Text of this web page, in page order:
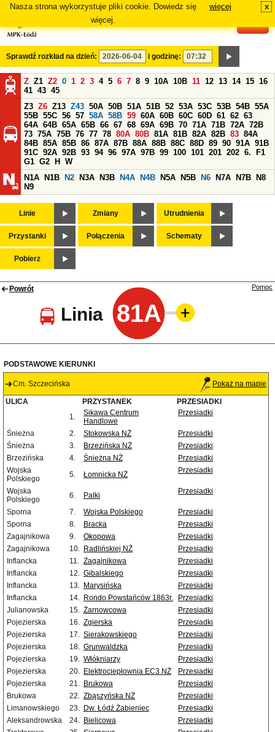
Nasza strona wykorzystuje pliki cookie. Dowiedz się
więcej.
więcej x
Sprawdź rozkład na dzień: i godzinę:
Z Z1 Z2 0 1 2 3 4 5 6 7 8 9 10A 10B 11 12 13 14 15 16
41 43 45
Z3 Z6 Z13 Z43 50A 50B 51A 51B 52 53A 53C 53B 54B 55A
55B 55C 56 57 58A 58B 59 60A 60B 60C 60D 61 62 63
64A 64B 65A 65B 66 67 68 69A 69B 70 71A 71B 72A 72B
73 75A 75B 76 77 78 80A 80B 81A 81B 82A 82B 83 84A
84B 85A 85B 86 87A 87B 88A 88B 88C 88D 89 90 91A 91B
91C 92A 92B 93 94 96 97A 97B 99 100 101 201 202 6.
F1
G1 G2 H
W
N1A
N1B N2 N3A N3B N4A N4B N5A N5B N6 N7A N7B
N8
N9
Linie Zmiany Utrudnienia
Przystanki Połączenia Schematy
Pobierz
Powrót
Linia 81A
Pomoc
PODSTAWOWE KIERUNKI
Cm. Szczecińska Pokaż na mapie
ULICA PRZYSTANEK
PRZESIADKI
1.
Sikawa Centrum
Handlowe
Przesiadki
Śnieżna 2. Stokowska NŻ
Przesiadki
Śnieżna
3. Brzezińska NŻ
Przesiadki
Brzezińska
4. Śnieżna NŻ
Przesiadki
Wojska
Polskiego
5. Łomnicka NŻ Przesiadki
Wojska
Polskiego
6. Palki Przesiadki
Sporna 7. Wojska Polskiego
Przesiadki
Sporna
8. Bracka
Przesiadki
Zagajnikowa
9. Okopowa
Przesiadki
Zagajnikowa
10. Radlińskiej NŻ
Przesiadki
Inflancka
11. Zagajnikowa
Przesiadki
Inflancka
12. Gibalskiego
Przesiadki
Inflancka
13. Marysińska
Przesiadki
Inflancka
14. Rondo Powstańców 1863r.
Przesiadki
Julianowska
15. Żarnowcowa
Przesiadki
Pojezierska
16. Zgierska
Przesiadki
Pojezierska
17. Sierakowskiego
Przesiadki
Pojezierska
18. Grunwaldzka
Przesiadki
Pojezierska
19. Włókniarzy
Przesiadki
Pojezierska
20. Elektrociepłownia EC3 NŻ
Przesiadki
Pojezierska
21. Brukowa
Przesiadki
Brukowa
22. Zbąszyńska NŻ
Przesiadki
Limanowskiego
23. Dw. Łódź Żabieniec
Przesiadki
Aleksandrowska
24. Bielicowa
Przesiadki